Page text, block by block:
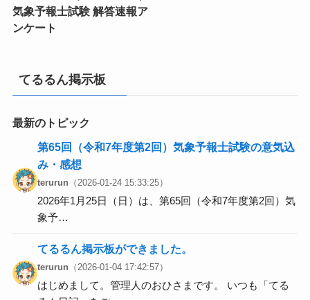
気象予報士試験 解答速報ア
ンケート
てるるん掲示板
最新のトピック
第65回（令和7年度第2回）気象予報士試験の意気込
み・感想
terurun （2026-01-24 15:33:25）
2026年1月25日（日）は、第65回（令和7年度第2回）気
象予…
てるるん掲示板ができました。
terurun （2026-01-04 17:42:57）
はじめまして。管理人のおひさまです。 いつも「てる